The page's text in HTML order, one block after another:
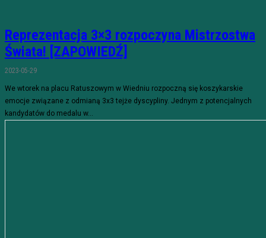
Reprezentacja 3×3 rozpoczyna Mistrzostwa
Świata! [ZAPOWIEDŹ]
2023-05-29
We wtorek na placu Ratuszowym w Wiedniu rozpoczną się koszykarskie
emocje związane z odmianą 3x3 tejże dyscypliny. Jednym z potencjalnych
kandydatów do medalu w...